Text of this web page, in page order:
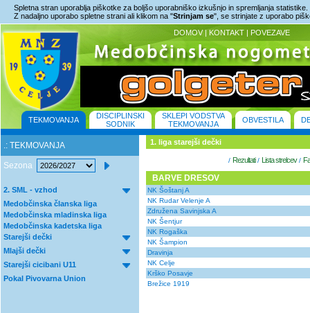
Spletna stran uporablja piškotke za boljšo uporabniško izkušnjo in spremljanja statistike.
Z nadaljno uporabo spletne strani ali klikom na "Strinjam se", se strinjate z uporabo
DOMOV | KONTAKT | POVEZAVE
TEKMOVANJA
DISCIPLINSKI
SODNIK
SKLEPI VODSTVA
TEKMOVANJA
OBVESTILA
.: TEKMOVANJA
Sezona
2. SML - vzhod
Medobčinska članska liga
Medobčinska mladinska liga
Medobčinska kadetska liga
Starejši dečki
Mlajši dečki
Starejši cicibani U11
Pokal Pivovarna Union
1. liga starejši dečki
/ Rezultati/ Lista strelcev/
BARVE DRESOV
NK Šoštanj A
NK Rudar Velenje A
Združena Savinjska A
NK Šentjur
NK Rogaška
NK Šampion
Dravinja
NK Celje
Krško Posavje
Brežice 1919